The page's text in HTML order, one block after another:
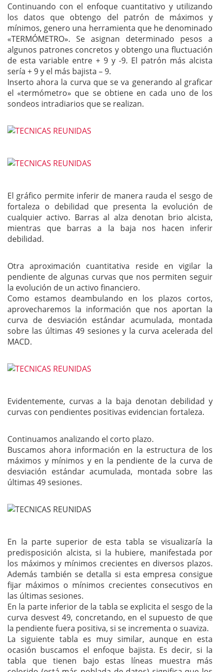
Continuando con el enfoque cuantitativo y utilizando
los datos que obtengo del patrón de máximos y
mínimos, genero una herramienta que he denominado
«TERMÓMETRO». Se asignan determinado pesos a
algunos patrones concretos y obtengo una fluctuación
de esta variable entre + 9 y -9. El patrón más alcista
sería + 9 y el más bajista – 9.
Inserto ahora la curva que se va generando al graficar
el «termómetro» que se obtiene en cada uno de los
sondeos intradiarios que se realizan.
El gráfico permite inferir de manera rauda el sesgo de
fortaleza o debilidad que presenta la evolución de
cualquier activo. Barras al alza denotan brio alcista,
mientras que barras a la baja nos hacen inferir
debilidad.
Otra aproximación cuantitativa reside en vigilar la
pendiente de algunas curvas que nos permiten seguir
la evolución de un activo financiero.
Como estamos deambulando en los plazos cortos,
aprovecharemos la información que nos aportan la
curva de desviación estándar acumulada, montada
sobre las últimas 49 sesiones y la curva acelerada del
MACD.
Evidentemente, curvas a la baja denotan debilidad y
curvas con pendientes positivas evidencian fortaleza.
Continuamos analizando el corto plazo.
Buscamos ahora información en la estructura de los
máximos y mínimos y en la pendiente de la curva de
desviación estándar acumulada, montada sobre las
últimas 49 sesiones.
En la parte superior de esta tabla se visualizaría la
predisposición alcista, si la hubiere, manifestada por
los máximos y mínimos crecientes en diversos plazos.
Además también se detalla si esta empresa consigue
fijar máximos o mínimos crecientes consecutivos en
las últimas sesiones.
En la parte inferior de la tabla se explicita el sesgo de la
curva desvest 49, concretando, en el supuesto de que
la pendiente fuera positiva, si se incrementa o suaviza.
La siguiente tabla es muy similar, aunque en esta
ocasión buscamos el enfoque bajista. Es decir, si la
tabla que tienen bajo estas líneas muestra más